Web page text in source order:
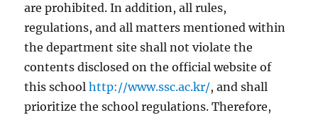
are prohibited. In addition, all rules,
regulations, and all matters mentioned within
the department site shall not violate the
contents disclosed on the official website of
this schoolhttp://www.ssc.ac.kr/, and shall
prioritize the school regulations. Therefore,